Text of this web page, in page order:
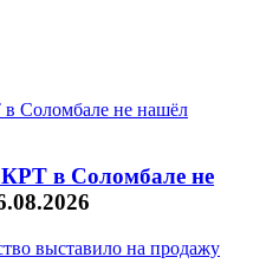
в Соломбале не